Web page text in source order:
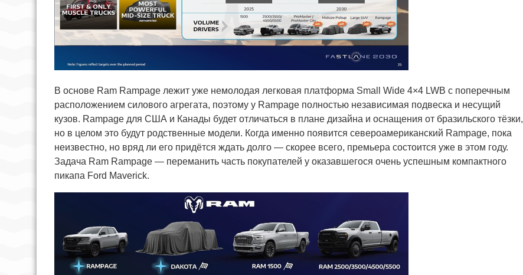
В основе Ram Rampage лежит уже немолодая легковая платформа Small Wide 4×4 LWB с поперечным
расположением силового агрегата, поэтому у Rampage полностью независимая подвеска и несущий
кузов. Rampage для США и Канады будет отличаться в плане дизайна и оснащения от бразильского тёзки,
но в целом это будут родственные модели. Когда именно появится североамериканский Rampage, пока
неизвестно, но вряд ли его придётся ждать долго — скорее всего, премьера состоится уже в этом году.
Задача Ram Rampage — переманить часть покупателей у оказавшегося очень успешным компактного
пикапа Ford Maverick.